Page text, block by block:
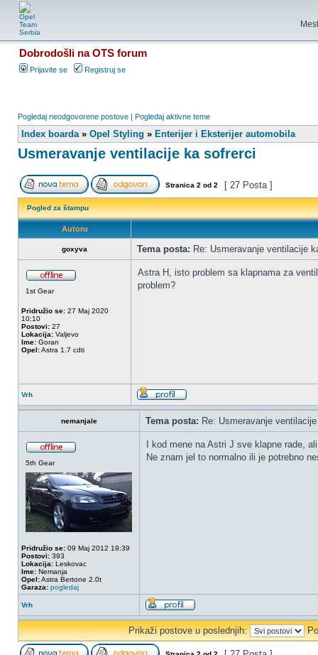
Dobrodošli na OTS forum
Prijavite se Registruj se
Pogledaj neodgovorene postove | Pogledaj aktivne teme
Index boarda» Opel Styling » Enterijer i Eksterijer automobila
Usmeravanje ventilacije ka sofrerci
Stranica 2 od 2 [ 27 Posta ]
Pogled za štampu
Autoru
goxyva Tema posta: Re: Usmeravanje ventilacije
1st Gear
Pridružio se: 27 Maj 2020
10:10
Postovi: 27
Lokacija: Valjevo
Ime: Goran
Opel:Astra 1.7 cdti
Astra H, isto problem sa klapnama za
problem?
Vrh
nemanjale Tema posta: Re: Usmeravanje
5th Gear
Pridružio se: 09 Maj 2012 19:39
Postovi: 393
Lokacija: Leskovac
Ime: Nemanja
Opel:Astra Bertone 2.0t
Garaza: pogledaj
I kod mene na Astri J sve klapne rade,
Ne znam jel to normalno ili je potrebno
Vrh
Prikaži postove u poslednjih: